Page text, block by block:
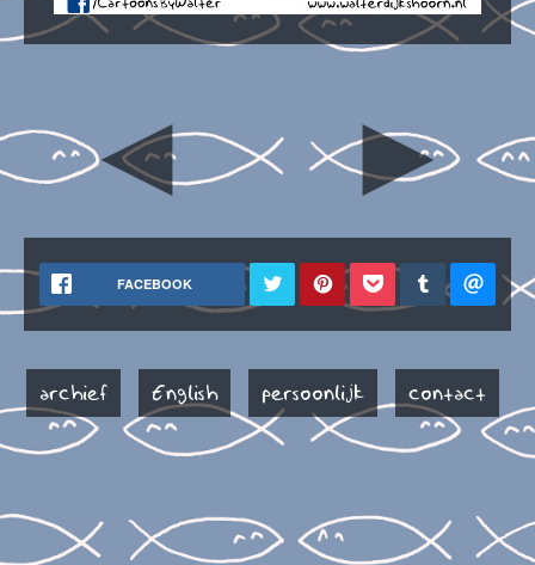
◄ ►
FACEBOOK
archief English persoonlijk contact